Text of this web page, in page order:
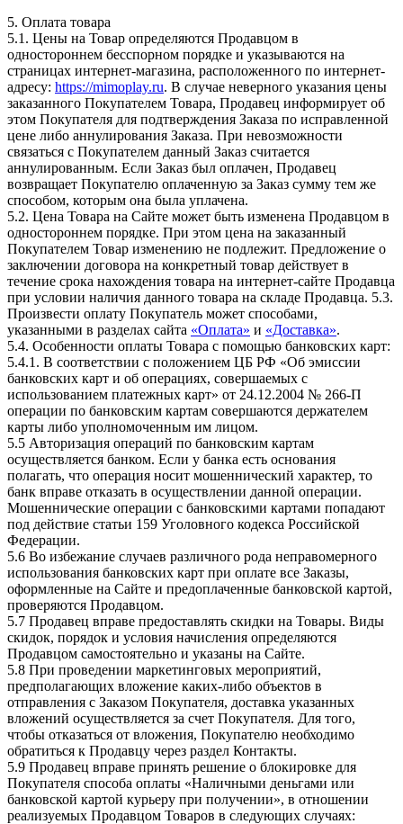
5. Оплата товара
5.1. Цены на Товар определяются Продавцом в
одностороннем бесспорном порядке и указываются на
страницах интернет-магазина, расположенного по интернет-
адресу: https://mimoplay.ru. В случае неверного указания цены
заказанного Покупателем Товара, Продавец информирует об
этом Покупателя для подтверждения Заказа по исправленной
цене либо аннулирования Заказа. При невозможности
связаться с Покупателем данный Заказ считается
аннулированным. Если Заказ был оплачен, Продавец
возвращает Покупателю оплаченную за Заказ сумму тем же
способом, которым она была уплачена.
5.2. Цена Товара на Сайте может быть изменена Продавцом в
одностороннем порядке. При этом цена на заказанный
Покупателем Товар изменению не подлежит. Предложение о
заключении договора на конкретный товар действует в
течение срока нахождения товара на интернет-сайте Продавца
при условии наличия данного товара на складе Продавца. 5.3.
Произвести оплату Покупатель может способами,
указанными в разделах сайта «Оплата» и «Доставка».
5.4. Особенности оплаты Товара с помощью банковских карт:
5.4.1. В соответствии с положением ЦБ РФ «Об эмиссии
банковских карт и об операциях, совершаемых с
использованием платежных карт» от 24.12.2004 № 266-П
операции по банковским картам совершаются держателем
карты либо уполномоченным им лицом.
5.5 Авторизация операций по банковским картам
осуществляется банком. Если у банка есть основания
полагать, что операция носит мошеннический характер, то
банк вправе отказать в осуществлении данной операции.
Мошеннические операции с банковскими картами попадают
под действие статьи 159 Уголовного кодекса Российской
Федерации.
5.6 Во избежание случаев различного рода неправомерного
использования банковских карт при оплате все Заказы,
оформленные на Сайте и предоплаченные банковской картой,
проверяются Продавцом.
5.7 Продавец вправе предоставлять скидки на Товары. Виды
скидок, порядок и условия начисления определяются
Продавцом самостоятельно и указаны на Сайте.
5.8 При проведении маркетинговых мероприятий,
предполагающих вложение каких-либо объектов в
отправления с Заказом Покупателя, доставка указанных
вложений осуществляется за счет Покупателя. Для того,
чтобы отказаться от вложения, Покупателю необходимо
обратиться к Продавцу через раздел Контакты.
5.9 Продавец вправе принять решение о блокировке для
Покупателя способа оплаты «Наличными деньгами или
банковской картой курьеру при получении», в отношении
реализуемых Продавцом Товаров в следующих случаях: